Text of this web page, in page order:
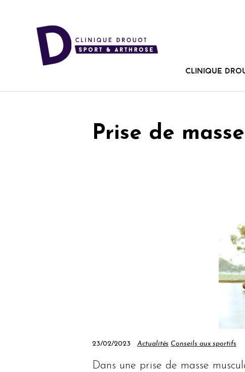
Clinique
Prise de
23/02/2023 Actualités Conseils aux sportifs
Dans une prise de masse